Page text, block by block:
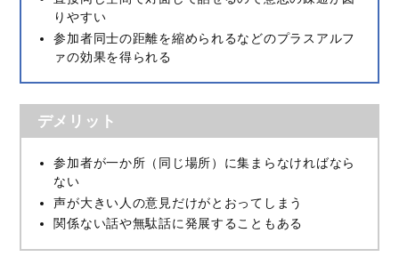
りやすい
参加者同士の距離を縮められるなどのプラスアルフ
ァの効果を得られる
デメリット
参加者が一か所（同じ場所）に集まらなければなら
ない
声が大きい人の意見だけがとおってしまう
関係ない話や無駄話に発展することもある